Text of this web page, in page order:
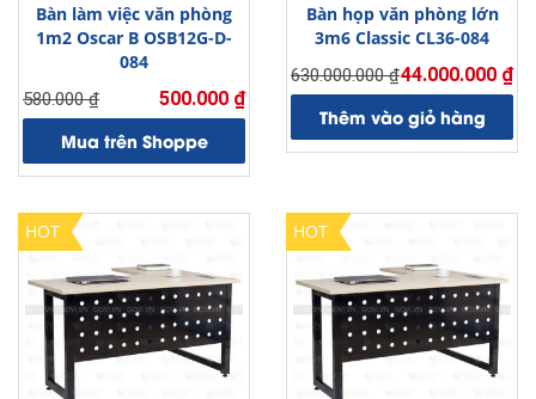
Bàn làm việc văn phòng
1m2 Oscar B OSB12G-D-
084
580.000₫
Giá
là:
580.000 ₫.
500.000 ₫
Giá
tại
là:
Mua trên Shoppe
Bàn họp văn phòng lớn
3m6 Classic CL36-084
630.000.000₫
Giá
là:
630.000.000 ₫.
44.000.000 ₫
Giá
hiện
tại
là:
Thêm vào giỏ hàng
HOT HOT